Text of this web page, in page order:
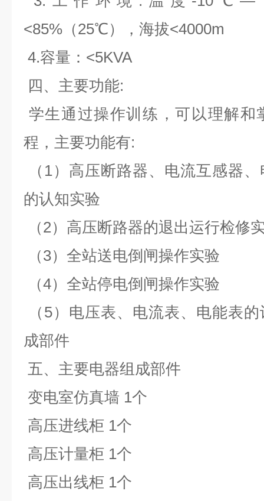
<85%（25℃），海拔<4000m
4.容量：<5KVA
四、主要功能:
学生通过操作训练，可以理解和
程，主要功能有:
（1）高压断路器、电流互感器
的认知实验
（2）高压断路器的退出运行检修
（3）全站送电倒闸操作实验
（4）全站停电倒闸操作实验
（5）电压表、电流表、电能表
成部件
五、主要电器组成部件
变电室仿真墙 1个
高压进线柜 1个
高压计量柜 1个
高压出线柜 1个